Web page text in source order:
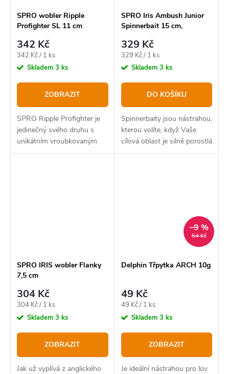
SPRO wobler Ripple
Profighter SL 11 cm
342 Kč
Měrná
cena:
342 Kč / 1 ks
Skladem 3 ks
ZOBRAZIT
SPRO Ripple Profighter je
jedinečný svého druhu s
unikátním vroubkovaným
tělem.
SPRO Iris Ambush Junior
Spinnerbait 15 cm,
329 Kč
Měrná
cena:
329 Kč / 1 ks
Skladem 3 ks
DO KOŠÍKU
Spinnerbaity jsou nástrahou,
kterou volíte, když Vaše
cílová oblast je silně porostlá
vegetací a travinami,
SPRO IRIS wobler Flanky
7,5 cm
304 Kč
Měrná
cena:
304 Kč / 1 ks
Skladem 3 ks
ZOBRAZIT
Jak už vyplívá z anglického
54 Kč
–9 %
Delphin Třpytka ARCH 10g
49 Kč
Měrná
cena:
49 Kč / 1 ks
Skladem 3 ks
ZOBRAZIT
Je ideální nástrahou pro lov